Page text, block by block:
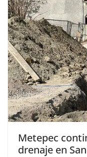
Metepec
drenaje en